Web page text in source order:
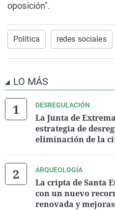
oposición".
Política redes sociales
LO MÁS
DESREGULACIÓN
La Junta de
estrategia de
eliminación de la
ARQUEOLOGÍA
La cripta de Santa
con un nuevo
renovada y mejoras